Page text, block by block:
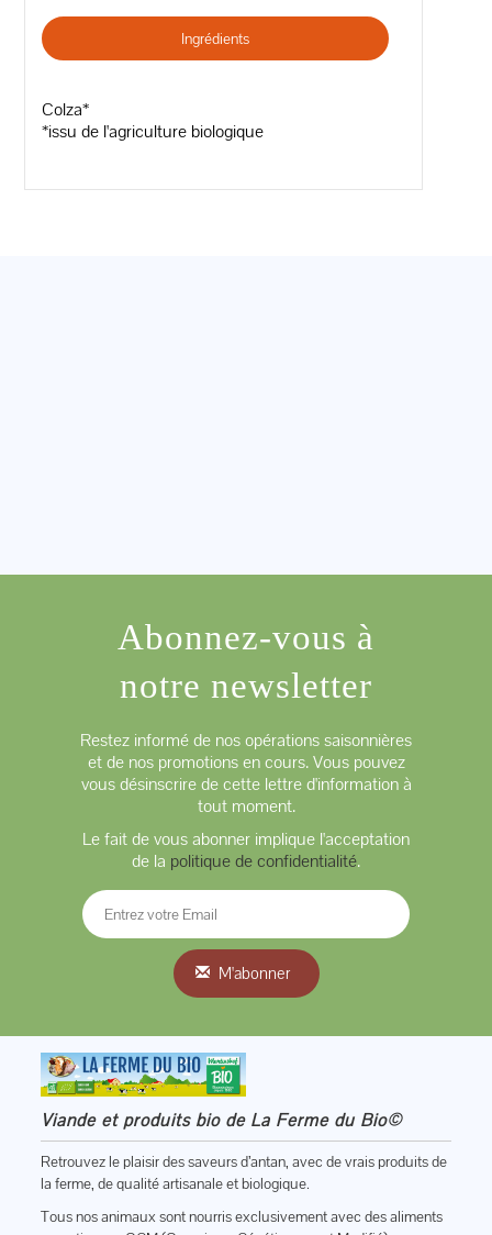
Ingrédients
Colza*
*issu de l'agriculture biologique
Abonnez-vous à
notre newsletter
Restez informé de nos opérations saisonnières
et de nos promotions en cours. Vous pouvez
vous désinscrire de cette lettre d'information à
tout moment.
Le fait de vous abonner implique l'acceptation
de la politique de confidentialité.
M'abonner
Viande et produits bio de La Ferme du Bio©
Retrouvez le plaisir des saveurs d’antan, avec de vrais produits de
la ferme, de qualité artisanale et biologique.
Tous nos animaux sont nourris exclusivement avec des aliments